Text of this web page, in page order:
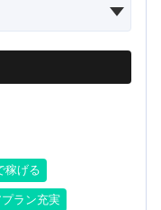
稼げる
ラン充実